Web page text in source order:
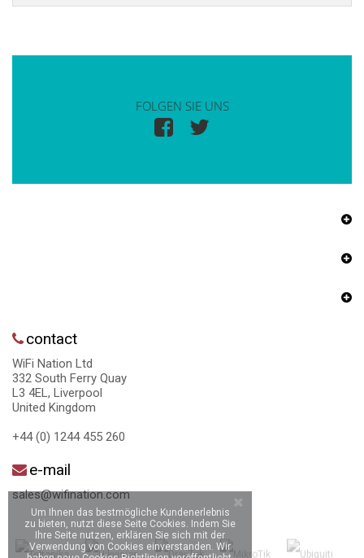
FOLGEN SIE UNS
contact
WiFi Nation Ltd
332 South Ferry Quay
L3 4EL, Liverpool
United Kingdom
+44 (0) 1244 455 260
e-mail
sales@wifination.com
Um Ihnen das bestmögliche Kundenerlebnis
zu bieten, nutzt diese Seite Cookies. Indem Sie
Ihre Seite nutzen, erklären Sie sich mit der
Verwendung von Cookies einverstanden. Wir